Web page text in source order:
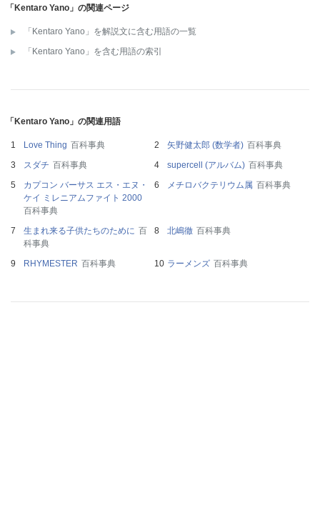
「Kentaro Yano」の関連ページ
「Kentaro Yano」を解説文に含む用語の一覧
「Kentaro Yano」を含む用語の索引
「Kentaro Yano」の関連用語
Love Thing 百科事典 矢野健太郎 (数学者) 百科事典
スダチ 百科事典 supercell (アルバム) 百科事典
カプコン バーサス エス・エヌ・
ケイ ミレニアムファイト 2000
百科事典
メチロバクテリウム属 百科事典
生まれ来る子供たちのために 百
科事典
北嶋徹 百科事典
RHYMESTER 百科事典 ラーメンズ 百科事典